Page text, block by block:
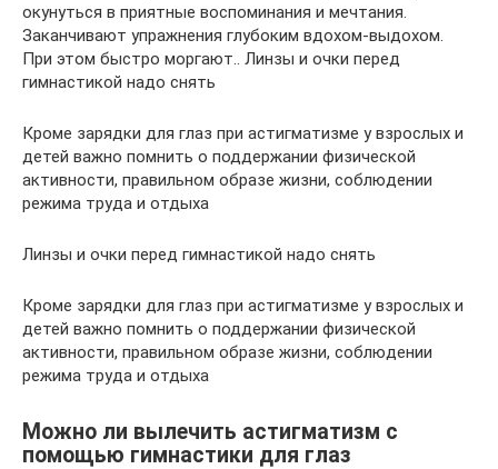
окунуться в приятные воспоминания и мечтания.
Заканчивают упражнения глубоким вдохом-выдохом.
При этом быстро моргают.. Линзы и очки перед
гимнастикой надо снять
Кроме зарядки для глаз при астигматизме у взрослых и
детей важно помнить о поддержании физической
активности, правильном образе жизни, соблюдении
режима труда и отдыха
Линзы и очки перед гимнастикой надо снять
Кроме зарядки для глаз при астигматизме у взрослых и
детей важно помнить о поддержании физической
активности, правильном образе жизни, соблюдении
режима труда и отдыха
Можно ли вылечить астигматизм с
помощью гимнастики для глаз